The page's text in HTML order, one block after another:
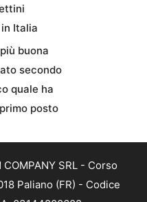
Italia
buona
secondo
quale ha
posto
SRL - Corso
Paliano (FR) - Codice